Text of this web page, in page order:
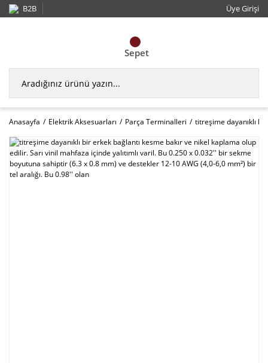
B2B Üye Girişi
Sepet
Anasayfa Elektrik Aksesuarları Parça Terminalleri titreşime dayanıklı